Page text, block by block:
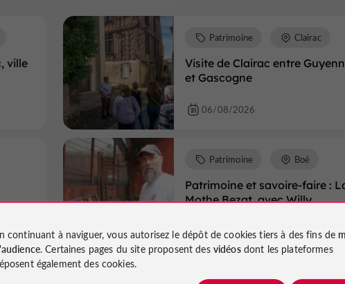
ville
Visite de Clairac entre
et Gascogne
Patrimoine Clairac
06/08/2026
Patrimoine et savoire-faire :
Mothe Bezat, avec Willy
Patrimoine Boé
06/08/2026
continuant à naviguer, vous autorisez le dépôt de cookies tiers à des fins de
. Certaines pages du site proposent des vidéosdont les plateformes
également des cookies.